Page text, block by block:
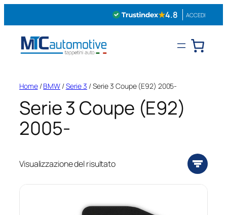
★4.8 ACCEDI
Home/BMW /Serie 3 / Serie 3 Coupe (E92) 2005-
Serie 3 Coupe (E92)
2005-
Visualizzazione del risultato